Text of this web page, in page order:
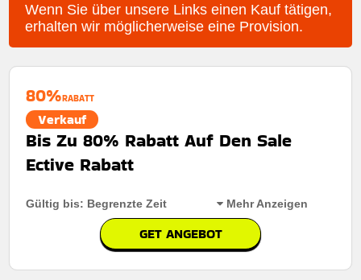
Wenn Sie über unsere Links einen Kauf tätigen,
erhalten wir möglicherweise eine Provision.
80%RABATT
Verkauf
Bis Zu 80% Rabatt Auf Den Sale
Ective Rabatt
Gültig bis: Begrenzte Zeit Mehr Anzeigen
GET ANGEBOT